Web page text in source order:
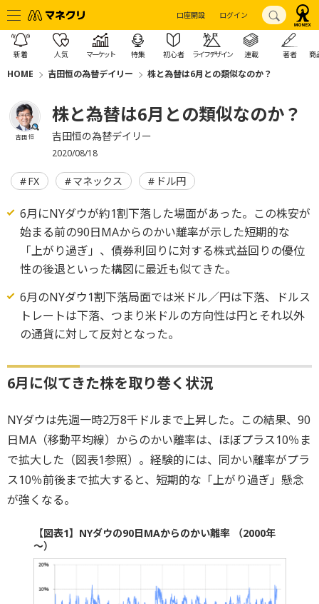
口座開設 ログイン
新着 人気 マーケット 特集 初心者 ライフデザイン 連載 著者 商
HOME 吉田恒の為替デイリー 株と為替は6月との類似なのか？
吉田 恒
株と為替は6月との類似なのか？
吉田恒の為替デイリー
2020/08/18
FX マネックス ドル円
6月にNYダウが約1割下落した場面があった。この株安が
始まる前の90日MAからのかい離率が示した短期的な
「上がり過ぎ」、債券利回りに対する株式益回りの優位
性の後退といった構図に最近も似てきた。
6月のNYダウ1割下落局面では米ドル／円は下落、ドルス
トレートは下落、つまり米ドルの方向性は円とそれ以外
の通貨に対して反対となった。
6月に似てきた株を取り巻く状況
NYダウは先週一時2万8千ドルまで上昇した。この結果、90
日MA（移動平均線）からのかい離率は、ほぼプラス10％ま
で拡大した（図表1参照）。経験的には、同かい離率がプラ
ス10％前後まで拡大すると、短期的な「上がり過ぎ」懸念
が強くなる。
【図表1】NYダウの90日MAからのかい離率 （2000年
～）